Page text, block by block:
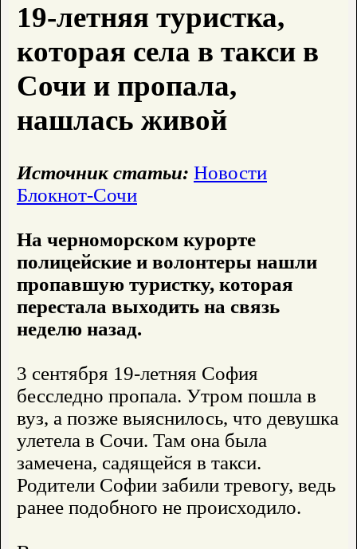
19-летняя туристка,
которая села в такси в
Сочи и пропала,
нашлась живой
Источник статьи: Новости
Блокнот-Сочи
На черноморском курорте
полицейские и волонтеры нашли
пропавшую туристку, которая
перестала выходить на связь
неделю назад.
3 сентября 19-летняя София
бесследно пропала. Утром пошла в
вуз, а позже выяснилось, что девушка
улетела в Сочи. Там она была
замечена, садящейся в такси.
Родители Софии забили тревогу, ведь
ранее подобного не происходило.